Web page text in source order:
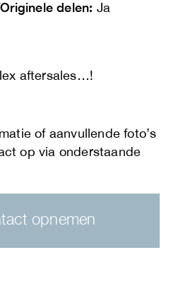
delen: Ja
aftersales…!
opnemen